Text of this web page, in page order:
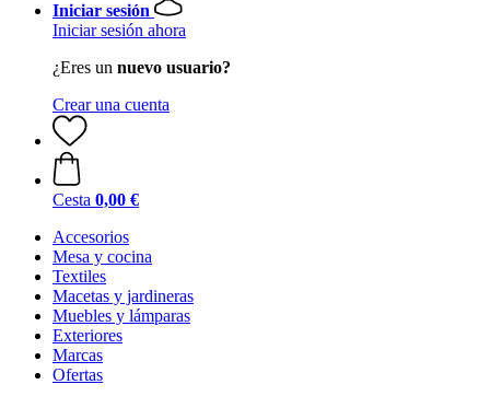
Iniciar sesión
Iniciar sesión ahora
¿Eres un nuevo usuario?
Crear una cuenta
Cesta 0,00 €
Accesorios
Mesa y cocina
Textiles
Macetas y jardineras
Muebles y lámparas
Exteriores
Marcas
Ofertas